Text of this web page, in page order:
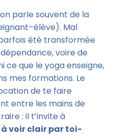
parle souvent de la
Mal
été transformée
voire de
ce que le yoga enseigne,
mes formations. Le
de te faire
entre les mains de
: il t’invite à
voir clair par toi-